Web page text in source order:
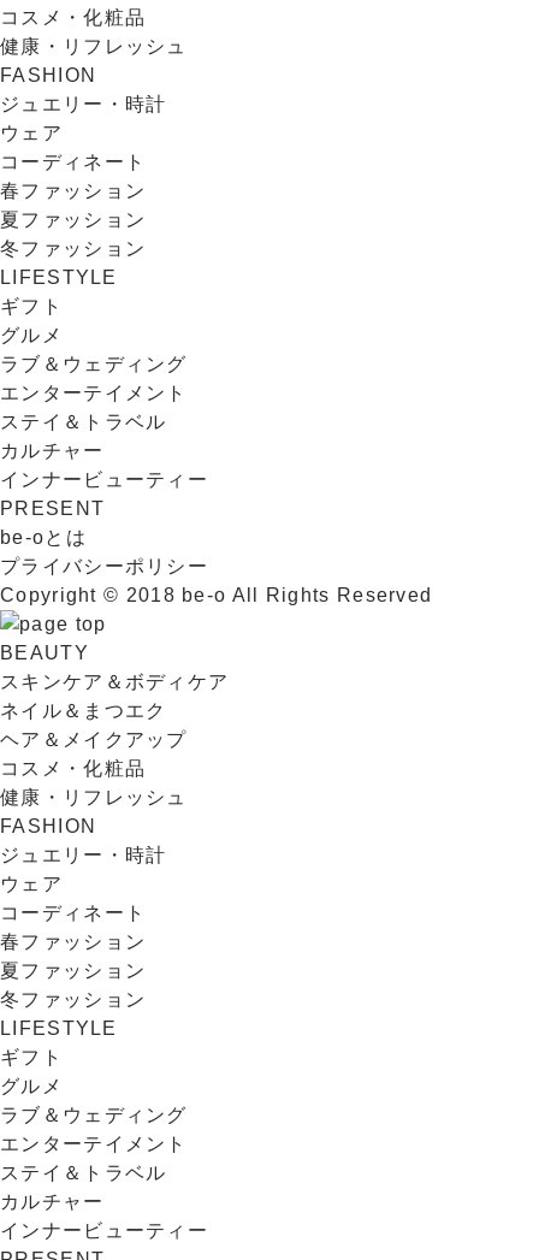
コスメ・化粧品
健康・リフレッシュ
FASHION
ジュエリー・時計
ウェア
コーディネート
春ファッション
夏ファッション
冬ファッション
LIFESTYLE
ギフト
グルメ
ラブ＆ウェディング
エンターテイメント
ステイ＆トラベル
カルチャー
インナービューティー
PRESENT
be-oとは
プライバシーポリシー
Copyright © 2018 be-o All Rights Reserved
BEAUTY
スキンケア＆ボディケア
ネイル＆まつエク
ヘア＆メイクアップ
コスメ・化粧品
健康・リフレッシュ
FASHION
ジュエリー・時計
ウェア
コーディネート
春ファッション
夏ファッション
冬ファッション
LIFESTYLE
ギフト
グルメ
ラブ＆ウェディング
エンターテイメント
ステイ＆トラベル
カルチャー
インナービューティー